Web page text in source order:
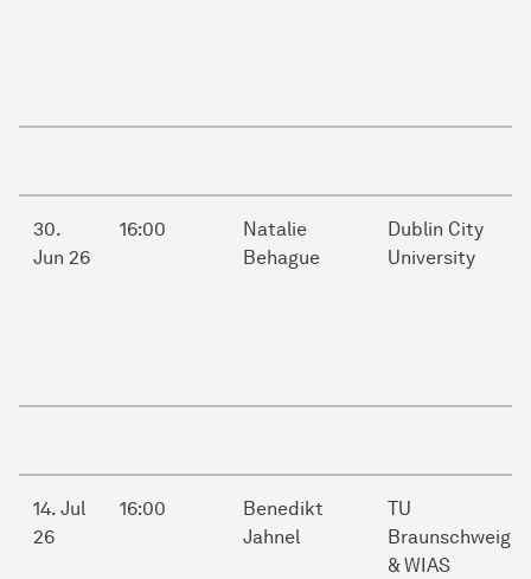
30.
Jun 26
16:00
Natalie
Behague
Dublin City
University
14. Jul
26
16:00
Benedikt
Jahnel
TU
Braunschweig
& WIAS